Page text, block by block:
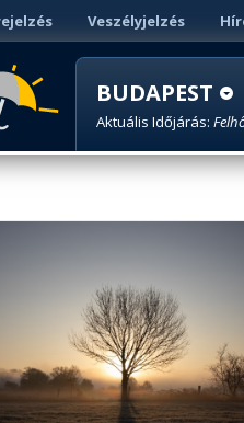
Veszélyjelzés
BUDAPEST
Aktuális Időjárás: